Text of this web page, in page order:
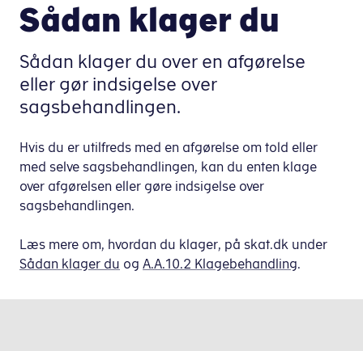
Sådan klager du
Sådan klager du over en afgørelse
eller gør indsigelse over
sagsbehandlingen.
Hvis du er utilfreds med en afgørelse om told eller
med selve sagsbehandlingen, kan du enten klage
over afgørelsen eller gøre indsigelse over
sagsbehandlingen.
Læs mere om, hvordan du klager, på skat.dk under
Sådan klager du og A.A.10.2 Klagebehandling.